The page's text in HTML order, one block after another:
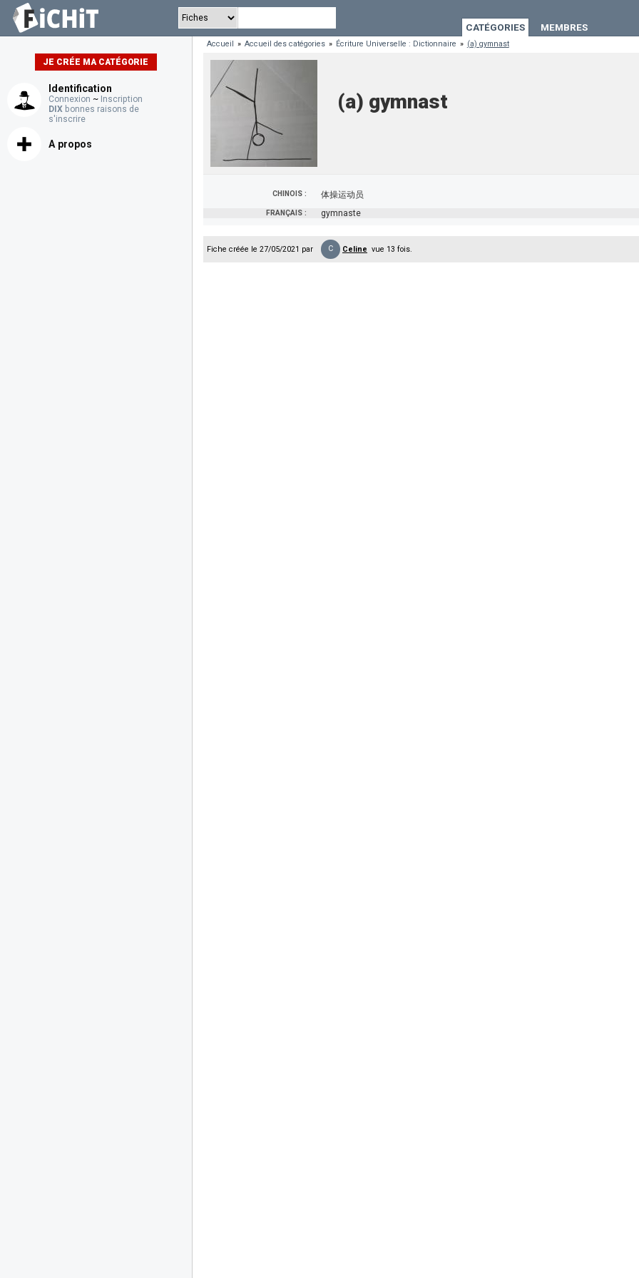
CATÉGORIES MEMBRES
JE CRÉE MA CATÉGORIE
Identification
Connexion ~ Inscription
DIX bonnes raisons de
s'inscrire
A propos
Accueil » Accueil des catégories » Écriture Universelle : Dictionnaire » (a) gymnast
(a) gymnast
CHINOIS : 体操运动员
FRANÇAIS : gymnaste
Fiche créée le 27/05/2021 par C Celine vue 13 fois.